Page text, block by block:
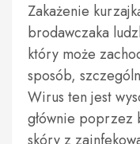
Zakażenie
brodawczaka
który może
sposób,
Wirus ten jest
głównie poprzez